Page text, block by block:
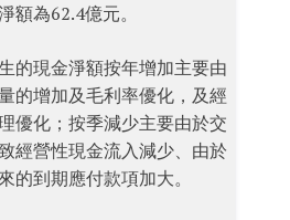
額為62.4億元。
的現金淨額按年增加主要由
的增加及毛利率優化，及經
優化；按季減少主要由於交
經營性現金流入減少、由於
的到期應付款項加大。